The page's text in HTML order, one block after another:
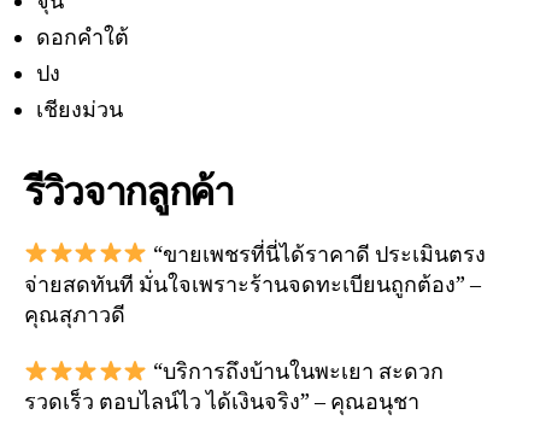
ดอกคำใต้
ปง
เชียงม่วน
รีวิวจากลูกค้า
“ขายเพชรที่นี่ได้ราคาดี ประเมินตรง
จ่ายสดทันที มั่นใจเพราะร้านจดทะเบียนถูกต้อง” –
คุณสุภาวดี
“บริการถึงบ้านในพะเยา สะดวก
รวดเร็ว ตอบไลน์ไว ได้เงินจริง” – คุณอนุชา